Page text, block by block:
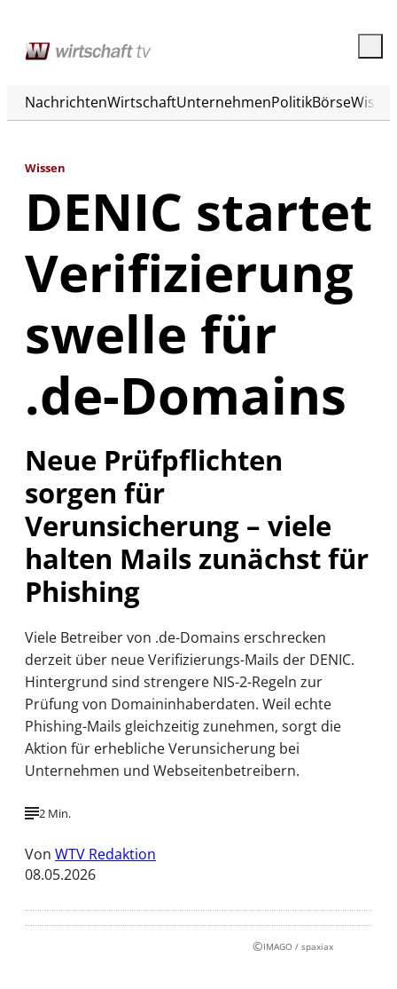
NachrichtenWirtschaftUnternehmenPolitikBörse
Wissen
DENIC startet
Verifizierung
swelle für
.de-Domains
Neue Prüfpflichten
sorgen für
Verunsicherung – viele
halten Mails zunächst für
Phishing
Viele Betreiber von .de-Domains erschrecken
derzeit über neue Verifizierungs-Mails der DENIC.
Hintergrund sind strengere NIS-2-Regeln zur
Prüfung von Domaininhaberdaten. Weil echte
Phishing-Mails gleichzeitig zunehmen, sorgt die
Aktion für erhebliche Verunsicherung bei
Unternehmen und Webseitenbetreibern.
2 Min.
Von WTV Redaktion
08.05.2026
©IMAGO / spaxiax